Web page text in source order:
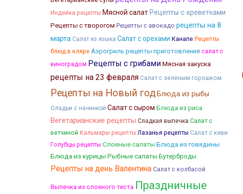
Индейка рецепты Мясной салат Рецепты с креветками
Рецепты с творогом Рецепты с авокадо рецепты на 8
марта Салат из языка Салат с орехами Канапе Рецепты
блюд в кляре Аэрогриль рецепты приготовления салат с
виноградом Рецепты с грибамиМясная закуска
рецепты на 23 февраля Салат с зеленым горошком
Рецепты на Новый год Блюда из рыбы
Оладьи с начинкой Салат с сыром Блюда из риса
Вегетарианские рецепты Сладкая выпечка Салат с
ветчиной Кальмары рецепты Лазанья рецепты Салат с киви
Голубцы рецепты Слоеные салаты Блюда из говядины
Блюда из курицы Рыбные салаты Бутерброды
Рецепты на день Валентина Салат с колбасой
Выпечка из слоеного теста Праздничные